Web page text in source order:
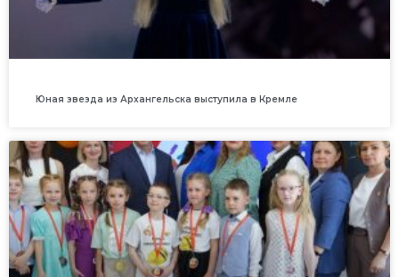
Юная звезда из Архангельска выступила в Кремле